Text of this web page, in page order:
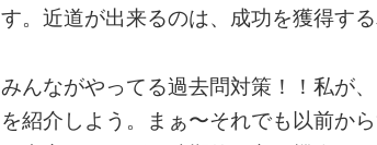
す。近道が出来るのは、成功を獲得す
みんながやってる過去問対策！！私が
を紹介しよう。まぁ〜それでも以前か